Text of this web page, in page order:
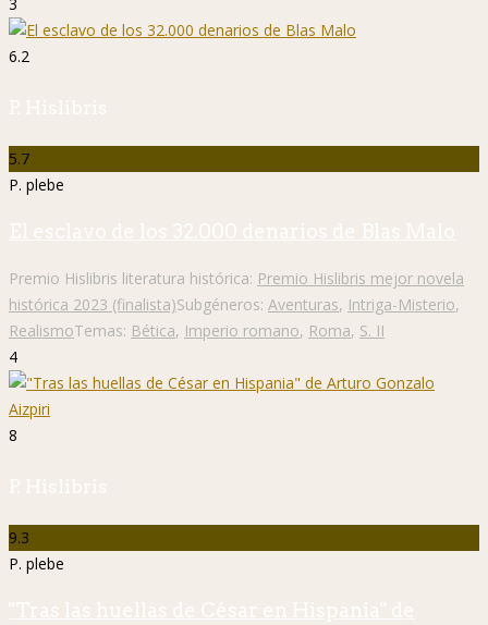
6.2
P. Hislibris
5.7
P. plebe
El esclavo de los 32.000 denarios de Blas Malo
Premio Hislibris literatura histórica: Premio Hislibris mejor novela
histórica 2023 (finalista)Subgéneros: Aventuras, Intriga-Misterio,
RealismoTemas: Bética, Imperio romano, Roma, S. II
4
8
P. Hislibris
9.3
P. plebe
"Tras las huellas de César en Hispania" de